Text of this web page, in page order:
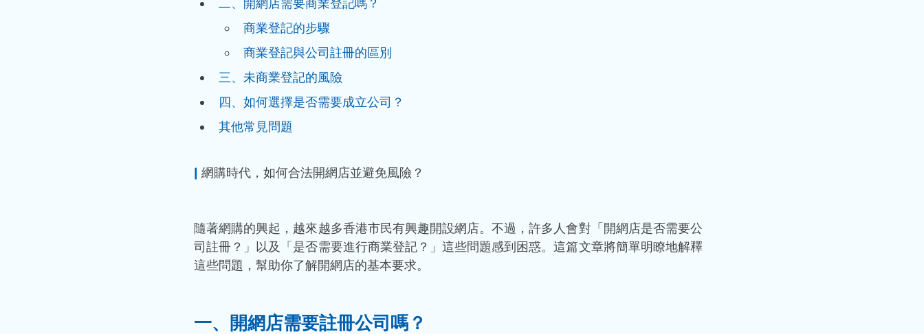
二、開網店需要商業登記嗎？
商業登記的步驟
商業登記與公司註冊的區別
三、未商業登記的風險
四、如何選擇是否需要成立公司？
其他常見問題
| 網購時代，如何合法開網店並避免風險？
隨著網購的興起，越來越多香港市民有興趣開設網店。不過，許多人會對「開網店是否需要公
司註冊？」以及「是否需要進行商業登記？」這些問題感到困惑。這篇文章將簡單明瞭地解釋
這些問題，幫助你了解開網店的基本要求。
一、開網店需要註冊公司嗎？